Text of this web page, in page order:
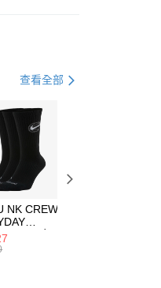
先享後
。
透過四大超商
。
消訂單，請聯
透過AFTEE
查看全部
NK CREW
男女